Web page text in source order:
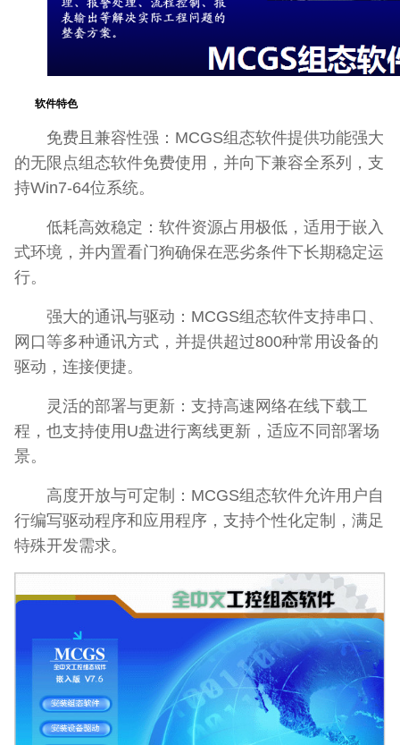
软件特色
免费且兼容性强：MCGS组态软件提供功能强大
的无限点组态软件免费使用，并向下兼容全系列，支
持Win7-64位系统。
低耗高效稳定：软件资源占用极低，适用于嵌入
式环境，并内置看门狗确保在恶劣条件下长期稳定运
行。
强大的通讯与驱动：MCGS组态软件支持串口、
网口等多种通讯方式，并提供超过800种常用设备的
驱动，连接便捷。
灵活的部署与更新：支持高速网络在线下载工
程，也支持使用U盘进行离线更新，适应不同部署场
景。
高度开放与可定制：MCGS组态软件允许用户自
行编写驱动程序和应用程序，支持个性化定制，满足
特殊开发需求。